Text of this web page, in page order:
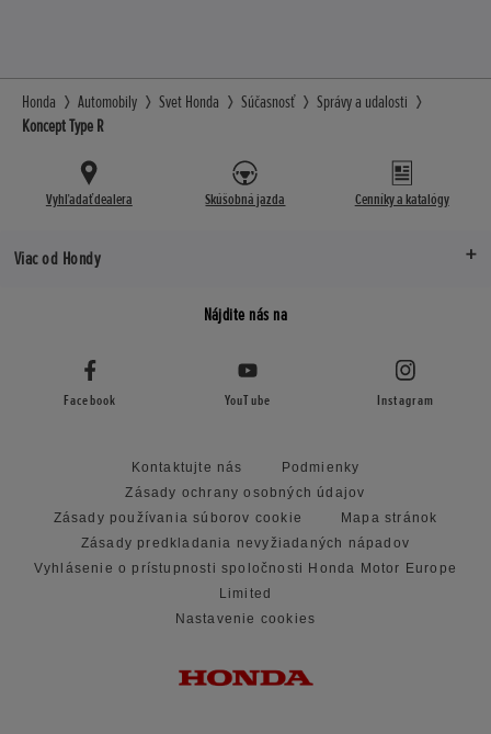
Honda Automobily Svet Honda Súčasnosť
Správy a udalosti
Koncept Type R
Vyhľadať dealera Skúšobná jazda Cenníky a katalógy
Viac od Hondy
Nájdite nás na
Facebook YouTube Instagram
Kontaktujte nás
Podmienky
Zásady ochrany osobných údajov
Zásady používania súborov cookie
Mapa stránok
Zásady predkladania nevyžiadaných nápadov
Vyhlásenie o prístupnosti spoločnosti Honda Motor Europe
Limited
Nastavenie cookies